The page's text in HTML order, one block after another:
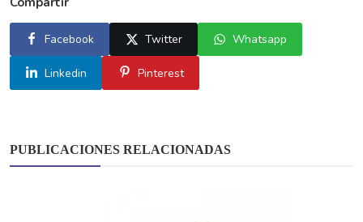
Facebook Twitter Whatsapp
Linkedin Pinterest
PUBLICACIONES RELACIONADAS